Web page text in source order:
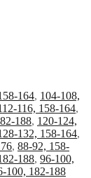
164, 104-108,
116, 158-164,
188, 120-124,
132, 158-164,
, 88-92, 158-
188, 96-100,
100, 182-188